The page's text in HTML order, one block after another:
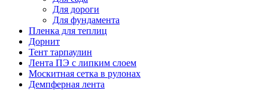
Для дороги
Для фундамента
Пленка для теплиц
Дорнит
Тент тарпаулин
Лента ПЭ с липким слоем
Москитная сетка в рулонах
Демпферная лента